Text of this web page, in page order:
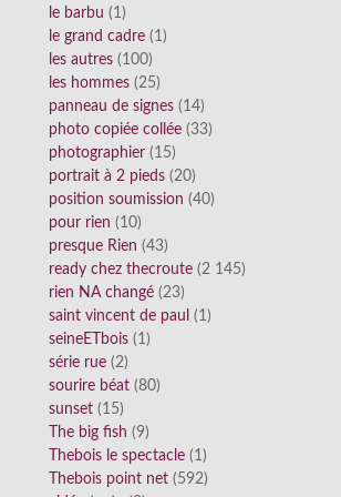
le barbu (1)
le grand cadre (1)
les autres (100)
les hommes (25)
panneau de signes (14)
photo copiée collée (33)
photographier (15)
portrait à 2 pieds (20)
position soumission (40)
pour rien (10)
presque Rien (43)
ready chez thecroute (2 145)
rien NA changé (23)
saint vincent de paul (1)
seineETbois (1)
série rue (2)
sourire béat (80)
sunset (15)
The big fish (9)
Thebois le spectacle (1)
Thebois point net (592)